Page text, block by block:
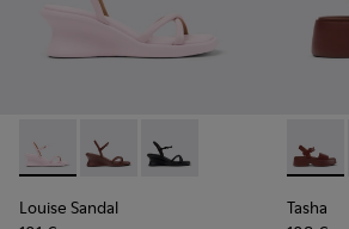
Louise Sandal - K201916-003 -
Louise Sandal - K201916-002
Louise Sandal -
Louise Sandal
Tasha